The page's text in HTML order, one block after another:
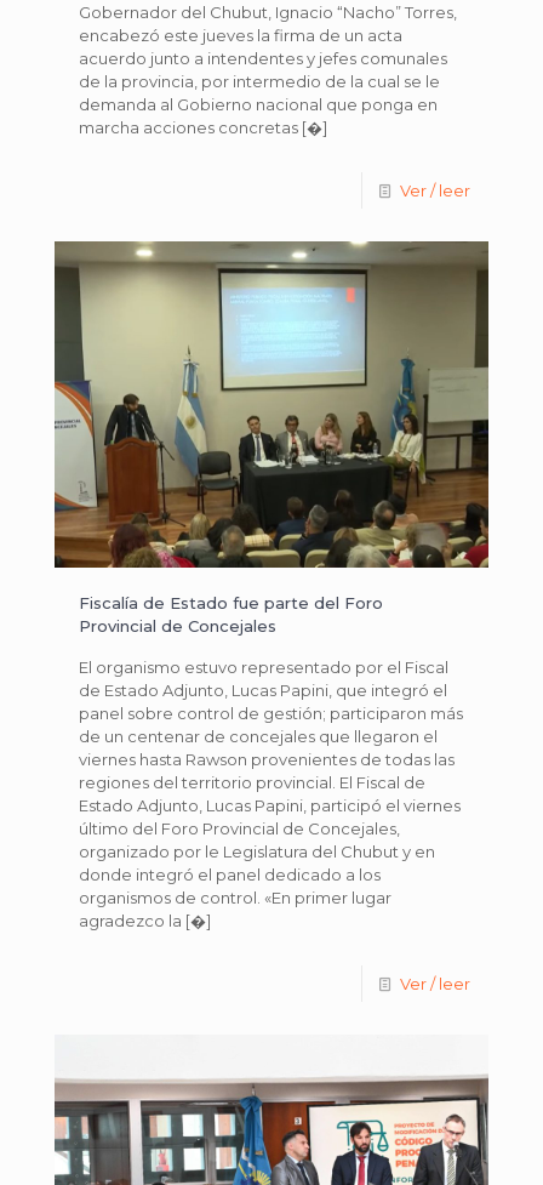
Gobernador del Chubut, Ignacio “Nacho” Torres,
encabezó este jueves la firma de un acta
acuerdo junto a intendentes y jefes comunales
de la provincia, por intermedio de la cual se le
demanda al Gobierno nacional que ponga en
marcha acciones concretas [�]
Ver / leer
Fiscalía de Estado fue parte del Foro
Provincial de Concejales
El organismo estuvo representado por el Fiscal
de Estado Adjunto, Lucas Papini, que integró el
panel sobre control de gestión; participaron más
de un centenar de concejales que llegaron el
viernes hasta Rawson provenientes de todas las
regiones del territorio provincial. El Fiscal de
Estado Adjunto, Lucas Papini, participó el viernes
último del Foro Provincial de Concejales,
organizado por le Legislatura del Chubut y en
donde integró el panel dedicado a los
organismos de control. «En primer lugar
agradezco la [�]
Ver / leer